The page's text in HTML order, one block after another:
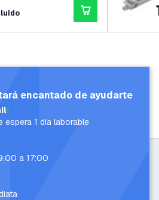
encantado de ayudarte
espera 1 día laborable
a 17:00